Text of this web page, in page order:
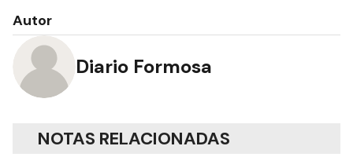
Autor
Diario Formosa
NOTAS RELACIONADAS